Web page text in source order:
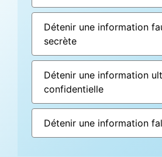
Détenir une information
secrète
Détenir une information
confidentielle
Détenir une information